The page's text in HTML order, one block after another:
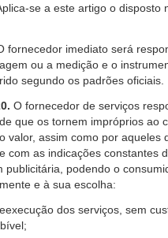
se a este artigo o disposto
fornecedor imediato será
ou a medição e o
segundo os padrões oficiais.
O fornecedor de serviços
que os tornem impróprios ao
valor, assim como por aqueles
com as indicações constantes
publicitária, podendo o
e à sua escolha:
dos serviços, sem